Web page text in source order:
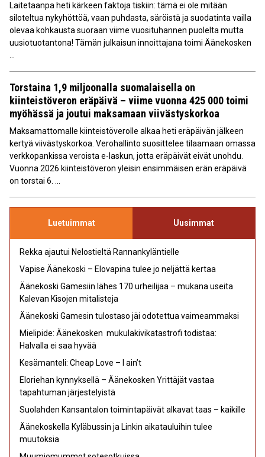
Laitetaanpa heti kärkeen faktoja tiskiin: tämä ei ole mitään
siloteltua nykyhöttöä, vaan puhdasta, säröistä ja suodatinta vailla
olevaa kohkausta suoraan viime vuosituhannen puolelta mutta
uusiotuotantona! Tämän julkaisun innoittajana toimi Äänekosken
...
Torstaina 1,9 miljoonalla suomalaisella on
kiinteistöveron eräpäivä – viime vuonna 425 000 toimi
myöhässä ja joutui maksamaan viivästyskorkoa
Maksamattomalle kiinteistöverolle alkaa heti eräpäivän jälkeen
kertyä viivästyskorkoa. Verohallinto suosittelee tilaamaan omassa
verkkopankissa veroista e-laskun, jotta eräpäivät eivät unohdu.
Vuonna 2026 kiinteistöveron yleisin ensimmäisen erän eräpäivä
on torstai 6. ...
Luetuimmat Uusimmat
Rekka ajautui Nelostieltä Rannankyläntielle
Vapise Äänekoski – Elovapina tulee jo neljättä kertaa
Äänekoski Gamesiin lähes 170 urheilijaa – mukana useita
Kalevan Kisojen mitalisteja
Äänekoski Gamesin tulostaso jäi odotettua vaimeammaksi
Mielipide: Äänekosken mukulakivikatastrofi todistaa:
Halvalla ei saa hyvää
Kesämanteli: Cheap Love – I ain’t
Eloriehan kynnyksellä – Äänekosken Yrittäjät vastaa
tapahtuman järjestelyistä
Suolahden Kansantalon toimintapäivät alkavat taas – kaikille
Äänekoskella Kyläbussin ja Linkin aikatauluihin tulee
muutoksia